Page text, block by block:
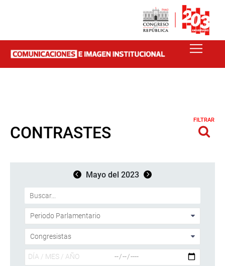
CONTRASTES
FILTRAR
Mayo del 2023